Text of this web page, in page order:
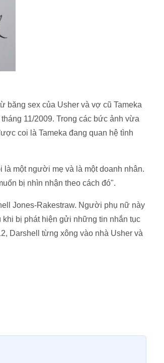
băng sex của Usher và vợ cũ Tameka
11/2009. Trong các bức ảnh vừa
coi là Tameka đang quan hệ tình
là một người mẹ và là một doanh nhân.
bị nhìn nhận theo cách đó".
Jones-Rakestraw. Người phụ nữ này
khi bị phát hiện gửi những tin nhắn tục
Darshell từng xông vào nhà Usher và